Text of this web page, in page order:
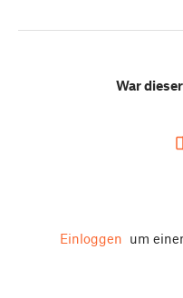
War
Einloggen um